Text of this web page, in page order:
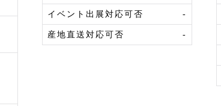
イベント出展対応可否 -
産地直送対応可否 -